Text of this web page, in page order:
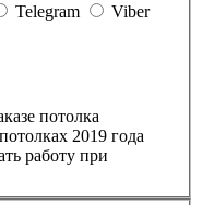
Telegram
Viber
потолка
2019 года
работу при